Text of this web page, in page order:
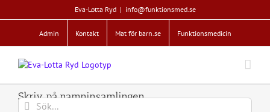
till
Eva-Lotta Ryd | info@funktionsmed.se
Admin Kontakt Mat för barn.se Funktionsmedicin
Skriv på namninsamlingen
Sök